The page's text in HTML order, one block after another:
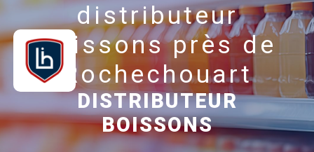
distributeur
boissons près de
Rochechouart
DISTRIBUTEUR
BOISSONS